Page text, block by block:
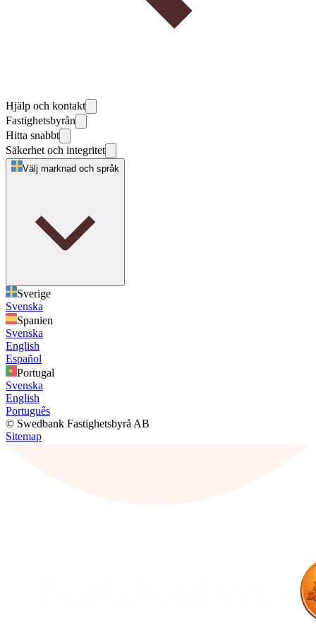
Hjälp och kontakt
Fastighetsbyrån
Hitta snabbt
Säkerhet och integritet
Välj marknad och språk
Sverige
Svenska
Spanien
Svenska
English
Español
Portugal
Svenska
English
Português
© Swedbank Fastighetsbyrå AB
Sitemap